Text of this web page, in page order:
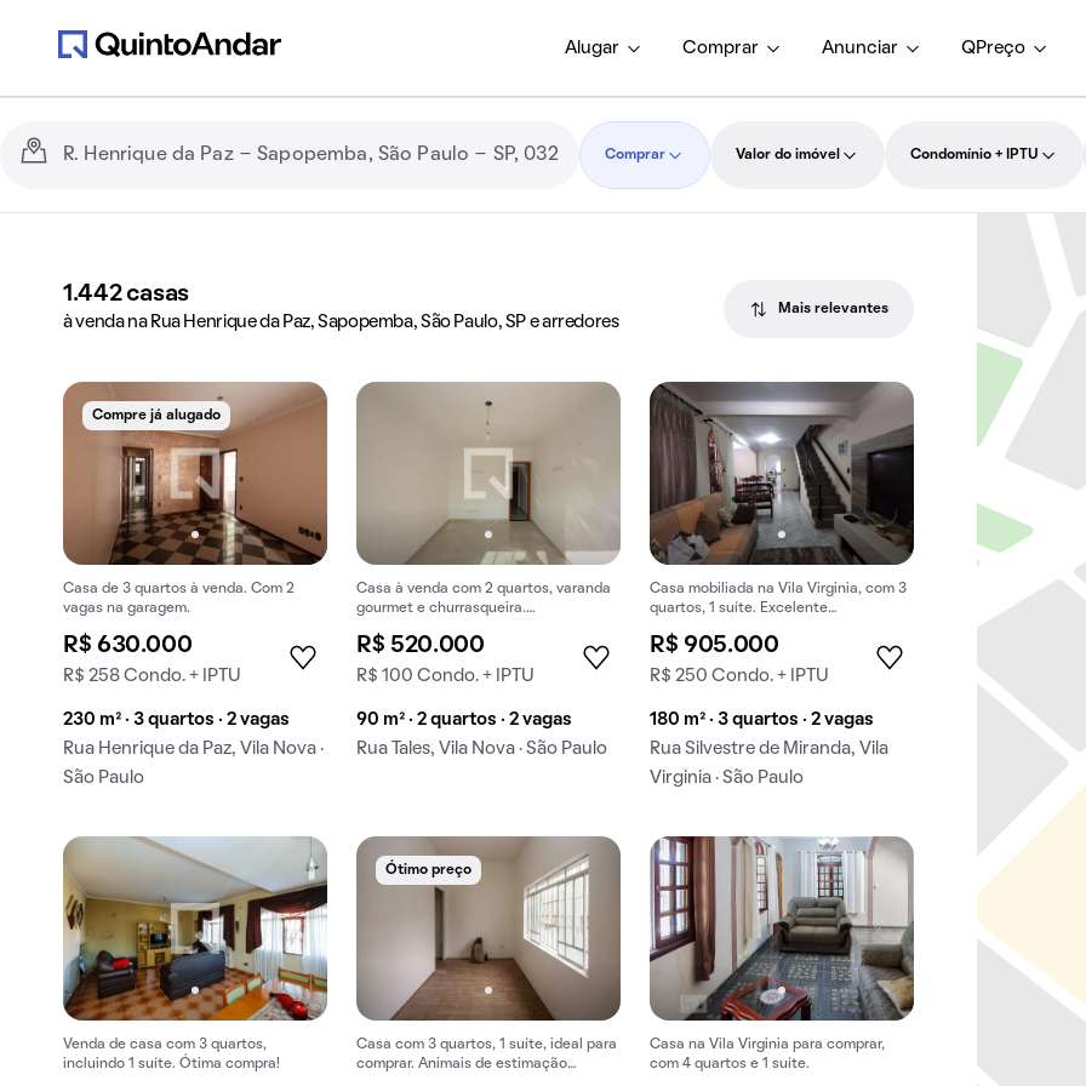
Alugar Comprar Anunciar QPreço
Comprar Valor do imóvel Condomínio + IPTU
1.442casas
à venda na Rua Henrique da Paz, Sapopemba, São Paulo, SP e arredores
Mais relevantes
Compre já alugado
Casa de 3 quartos à venda. Com 2
vagas na garagem.
R$ 630.000
R$ 258 Condo. + IPTU
230 m² · 3 quartos · 2 vagas
Rua Henrique da Paz, Vila Nova ·
São Paulo
Casa à venda com 2 quartos, varanda
gourmet e churrasqueira.
R$ 520.000
R$ 100 Condo. + IPTU
90 m² · 2 quartos · 2 vagas
Rua Tales, Vila Nova · São Paulo
Casa mobiliada na Vila Virginia, com 3
quartos, 1 suíte. Excelente
R$ 905.000
R$ 250 Condo. + IPTU
180 m² · 3 quartos · 2 vagas
Rua Silvestre de Miranda, Vila
Virginia · São Paulo
Venda de casa com 3 quartos,
incluindo 1 suíte. Ótima compra!
Ótimo preço
Casa com 3 quartos, 1 suíte, ideal para
comprar. Animais de estimação
Casa na Vila Virginia para comprar,
com 4 quartos e 1 suíte.